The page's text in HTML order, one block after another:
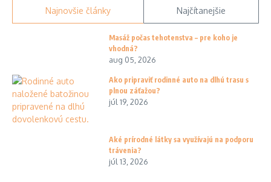
Najnovšie články Najčítanejšie
Masáž počas tehotenstva – pre koho je
vhodná?
aug 05, 2026
Ako pripraviť rodinné auto na dlhú trasu s
plnou záťažou?
júl 19, 2026
Aké prírodné látky sa využívajú na podporu
trávenia?
júl 13, 2026